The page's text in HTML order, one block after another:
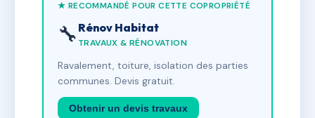
★ RECOMMANDÉ POUR CETTE COPROPRIÉTÉ
🔧 Rénov Habitat
TRAVAUX & RÉNOVATION
Ravalement, toiture, isolation des parties
communes. Devis gratuit.
Obtenir un devis travaux